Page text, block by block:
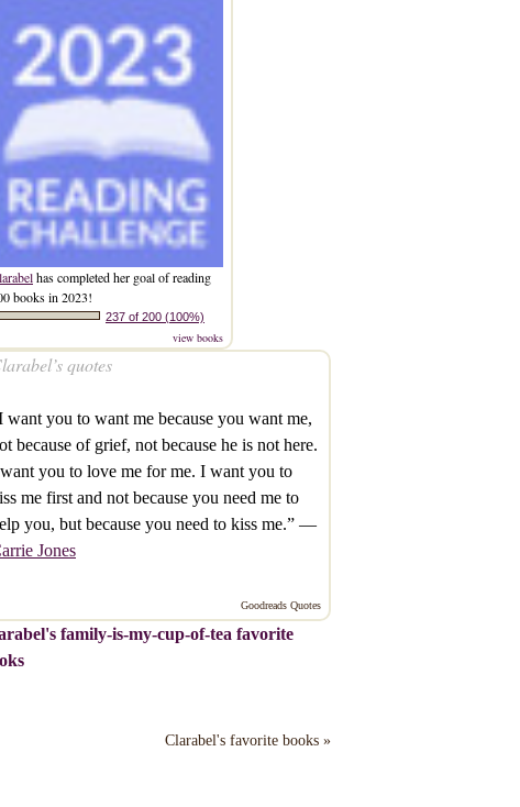
has completed her goal of reading
books in 2023!
237 of 200 (100%)
view books
quotes
want you to want me because you want me,
because of grief, not because he is not here.
you to love me for me. I want you to
me first and not because you need me to
you, but because you need to kiss me.” —
Jones
Goodreads Quotes
family-is-my-cup-of-tea favorite
Clarabel's favorite books »